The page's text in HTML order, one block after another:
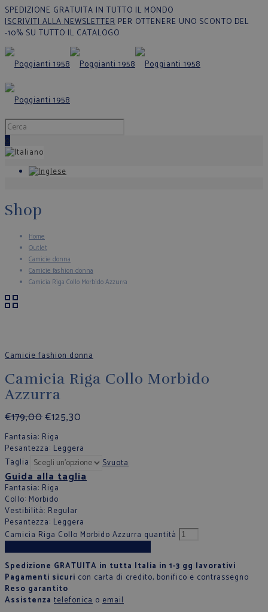
SPEDIZIONE GRATUITA IN TUTTO IL MONDO
ISCRIVITI ALLA NEWSLETTER PER OTTENERE UNO SCONTO DEL
-10% SU TUTTO IL CATALOGO
0
Shop
Home
Outlet
Camicie donna
Camicie fashion donna
Camicia Riga Collo Morbido Azzurra
Camicie fashion donna
Camicia Riga Collo Morbido
Azzurra
€179,00€125,30
Fantasia: Riga
Pesantezza: Leggera
Taglia
Svuota
Guida alla taglia
Fantasia: Riga
Collo: Morbido
Vestibilità: Regular
Pesantezza: Leggera
Camicia Riga Collo Morbido Azzurra quantità
Spedizione GRATUITA in tutta Italia in 1-3 gg lavorativi
Pagamenti sicuri con carta di credito, bonifico e contrassegno
Reso garantito
Assistenza telefonica o email